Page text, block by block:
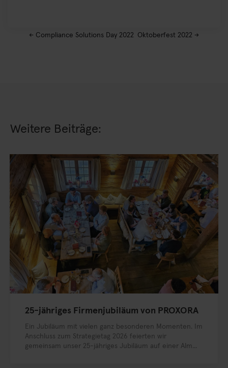
← Compliance Solutions Day 2022 Oktoberfest 2022 →
Weitere Beiträge:
25-jähriges Firmenjubiläum von PROXORA
Ein Jubiläum mit vielen ganz besonderen Momenten. Im
Anschluss zum Strategietag 2026 feierten wir
gemeinsam unser 25-jähriges Jubiläum auf einer Alm...